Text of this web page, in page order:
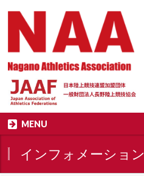
MENU
インフォメーション